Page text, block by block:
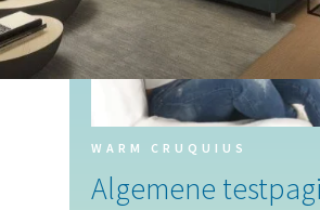
WARM CRUQUIUS
Algemene